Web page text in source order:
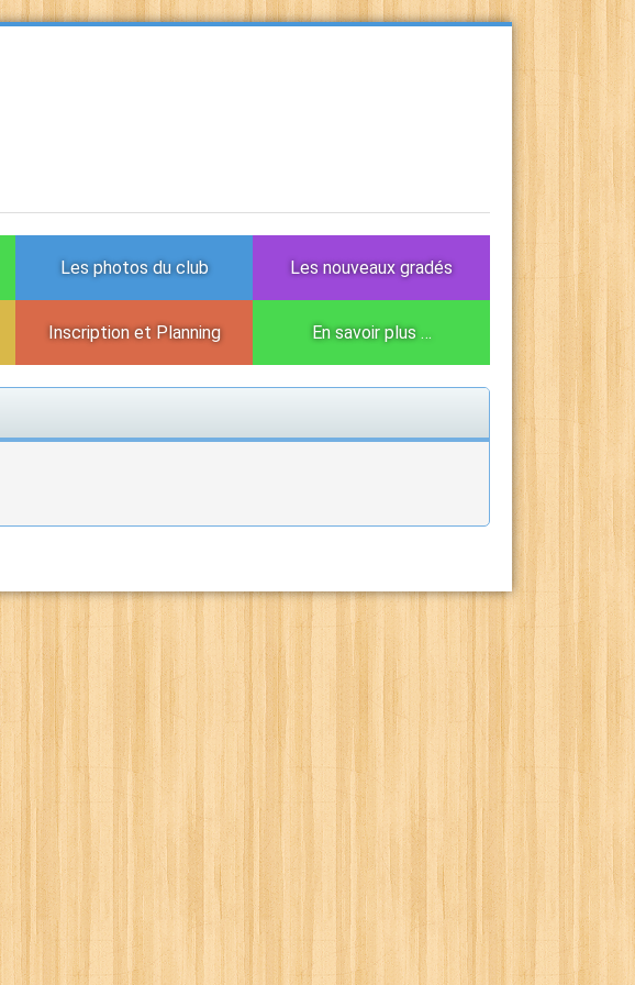
Les photos du club Les nouveaux gradés
Inscription et Planning En savoir plus …